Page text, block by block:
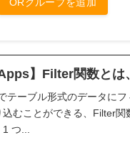
】Filter関数とは
テーブル形式のデータに
込むことができる、Filter
1 つ...